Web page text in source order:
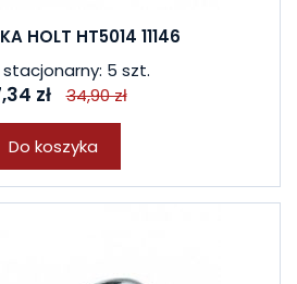
HOLT HT5014 11146
stacjonarny: 5 szt.
zł 34,90 zł
Do koszyka